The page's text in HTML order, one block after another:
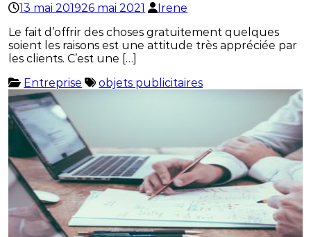
13 mai 201926 mai 2021
Irene
Le fait d’offrir des choses gratuitement quelques
soient les raisons est une attitude très appréciée par
les clients. C’est une […]
Entreprise
objets publicitaires